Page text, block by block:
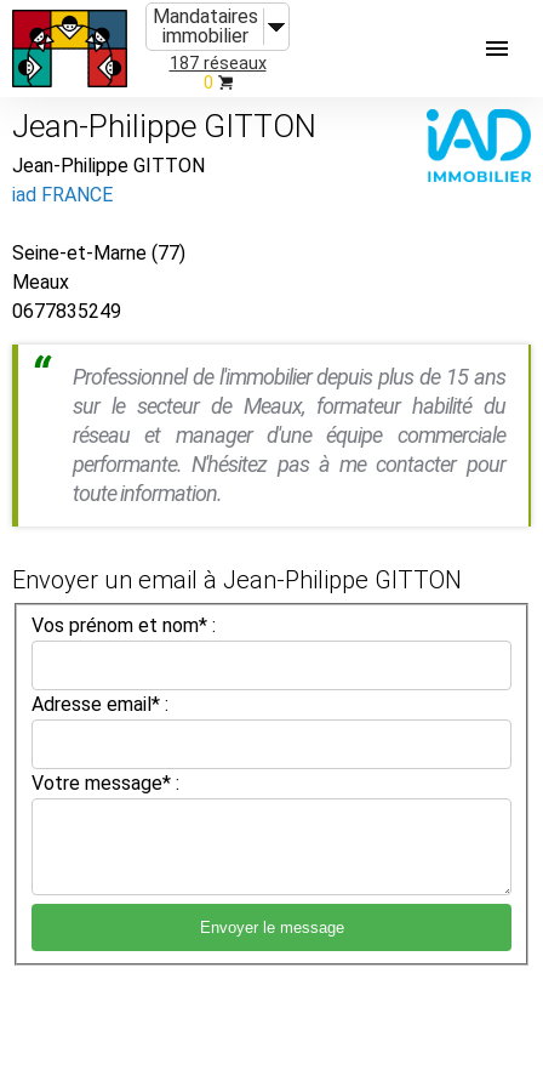
Mandataires
immobilier
187 réseaux
0
Jean-Philippe GITTON
Jean-Philippe GITTON
iad FRANCE
Seine-et-Marne (77)
Meaux
0677835249
Professionnel de l'immobilier depuis plus de 15 ans
sur le secteur de Meaux, formateur habilité du
réseau et manager d'une équipe commerciale
performante. N'hésitez pas à me contacter pour
toute information.
Envoyer un email à Jean-Philippe GITTON
Vos prénom et nom* :
Adresse email* :
Votre message* :